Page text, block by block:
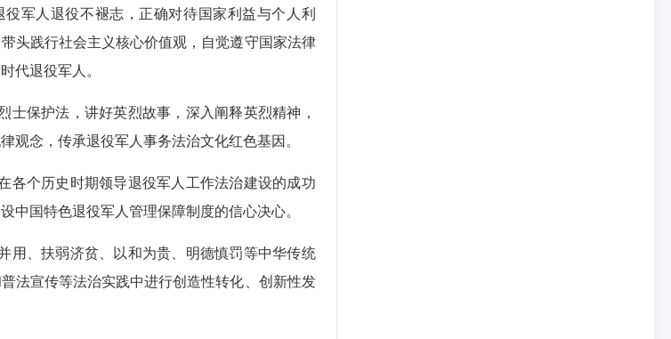
军人退役不褪志，正确对待国家利益与个人利
头践行社会主义核心价值观，自觉遵守国家法律
代退役军人。
保护法，讲好英烈故事，深入阐释英烈精神，
观念，传承退役军人事务法治文化红色基因。
个历史时期领导退役军人工作法治建设的成功
中国特色退役军人管理保障制度的信心决心。
、扶弱济贫、以和为贵、明德慎罚等中华传统
法宣传等法治实践中进行创造性转化、创新性发